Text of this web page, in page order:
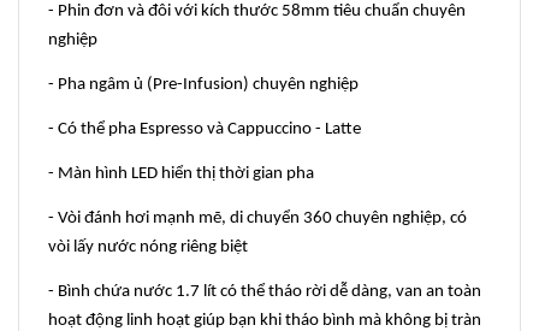
- Phin đơn và đôi với kích thước 58mm tiêu chuẩn chuyên
nghiệp
- Pha ngâm ủ (Pre-Infusion) chuyên nghiệp
- Có thể pha Espresso và Cappuccino - Latte
- Màn hình LED hiển thị thời gian pha
- Vòi đánh hơi mạnh mẽ, di chuyển 360 chuyên nghiệp, có
vòi lấy nước nóng riêng biệt
- Bình chứa nước 1.7 lít có thể tháo rời dễ dàng, van an toàn
hoạt động linh hoạt giúp bạn khi tháo bình mà không bị tràn